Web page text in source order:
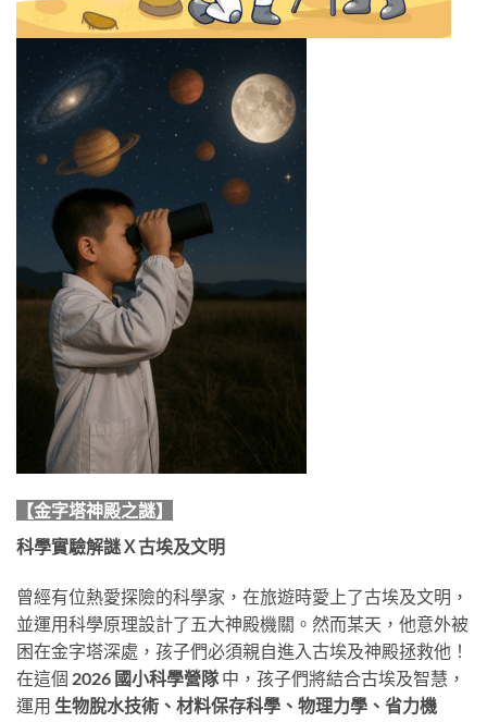
【金字塔神殿之謎】
科學實驗解謎Ｘ古埃及文明
曾經有位熱愛探險的科學家，在旅遊時愛上了古埃及文明，
並運用科學原理設計了五大神殿機關。然而某天，他意外被
困在金字塔深處，孩子們必須親自進入古埃及神殿拯救他！
在這個 2026 國小科學營隊 中，孩子們將結合古埃及智慧，
運用 生物脫水技術、材料保存科學、物理力學、省力機